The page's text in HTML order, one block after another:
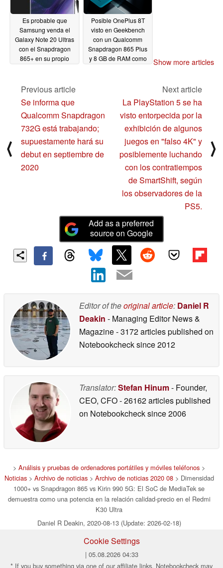
Es probable que
Samsung venda el
Galaxy Note 20 Ultras
con el Snapdragon
865+ en su propio
Posible OnePlus 8T
visto en Geekbench
con un Qualcomm
Snapdragon 865 Plus
y 8 GB de RAM como
Show more articles
⟨
Previous article
Se informa que
Qualcomm Snapdragon
732G está trabajando;
supuestamente hará su
debut en septiembre de
2020
Next article
La PlayStation 5 se ha
visto entorpecida por la
exhibición de algunos
juegos en "falso 4K" y
posiblemente luchando
con los contratiempos
de SmartShift, según
los observadores de la
PS5.
⟩
Add as a preferred
source on Google
Editor of theoriginal article: Daniel R
Deakin - Managing Editor News &
Magazine- 3172 articles published on
Notebookchecksince 2012
Translator:Stefan Hinum- Founder,
CEO, CFO- 26162 articles published
on Notebookchecksince 2006
> Análisis y pruebas de ordenadores portátiles y móviles teléfonos >
Noticias> Archivo de noticias> Archivo de noticias 2020 08> Dimensidad
1000+ vs Snapdragon 865 vs Kirin 990 5G: El SoC de MediaTek se
demuestra como una potencia en la relación calidad-precio en el Redmi
K30 Ultra
Daniel R Deakin, 2020-08-13 (Update: 2026-02-18)
Cookie Settings
| 05.08.2026 04:33
* If you buy something via one of our affiliate links, Notebookcheck may